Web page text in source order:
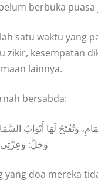
berbuka
satu waktu yang
zikir, kesempatan
lainnya.
bersabda:
وَتُفْتَحُ لَهَا أَبْوَابُ
وَجَلَّ: وَعِزَّتِي
yang doa mereka